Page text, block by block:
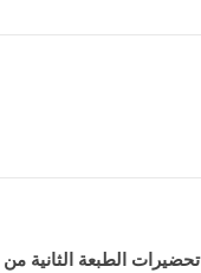
تحضيرات الطبعة الثانية